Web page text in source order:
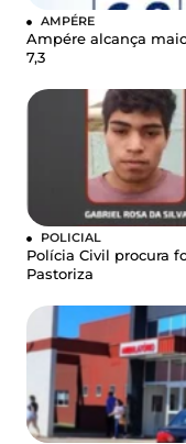
AMPÉRE
Ampére alcança
7,3
POLICIAL
Polícia Civil procura
Pastoriza